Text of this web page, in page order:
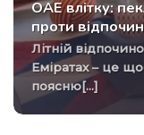
ОАЕ влітку:
проти
Літній відпочинок в Об’єднаних Арабських
Еміратах – це
поясню[...]